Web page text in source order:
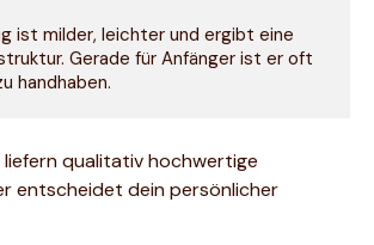
ist milder, leichter und ergibt eine
Gerade für Anfänger ist er oft
handhaben.
liefern qualitativ hochwertige
entscheidet dein persönlicher